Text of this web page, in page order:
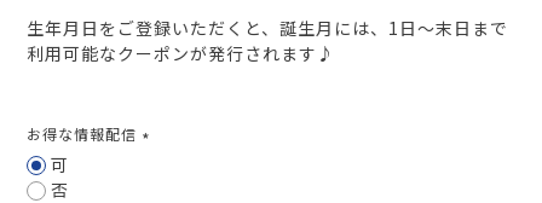
生年月日をご登録いただくと、誕生月には、1日～末日まで
利用可能なクーポンが発行されます♪
お得な情報配信
可
否